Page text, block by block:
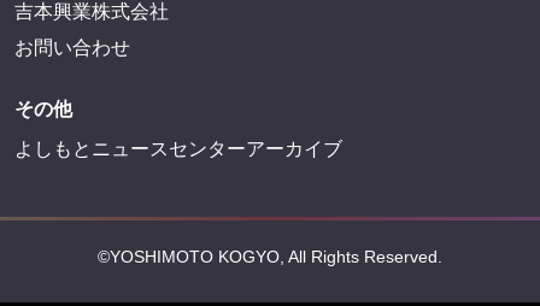
吉本興業株式会社
お問い合わせ
その他
よしもとニュースセンターアーカイブ
©YOSHIMOTO KOGYO, All Rights Reserved.